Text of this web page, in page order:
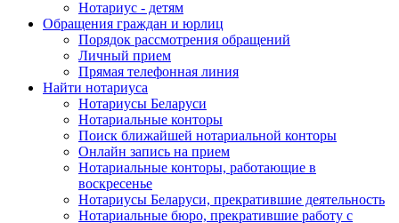
Нотариус - детям
Обращения граждан и юрлиц
Порядок рассмотрения обращений
Личный прием
Прямая телефонная линия
Найти нотариуса
Нотариусы Беларуси
Нотариальные конторы
Поиск ближайшей нотариальной конторы
Онлайн запись на прием
Нотариальные конторы, работающие в
воскресенье
Нотариусы Беларуси, прекратившие деятельность
Нотариальные бюро, прекратившие работу с